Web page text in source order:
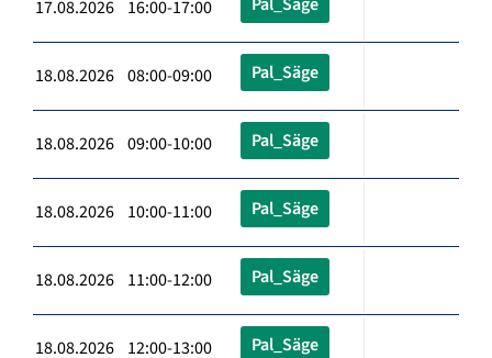
17.08.2026 16:00-17:00
18.08.2026 08:00-09:00 Pal_Säge
18.08.2026 09:00-10:00 Pal_Säge
18.08.2026 10:00-11:00 Pal_Säge
18.08.2026 11:00-12:00 Pal_Säge
18.08.2026 12:00-13:00 Pal_Säge